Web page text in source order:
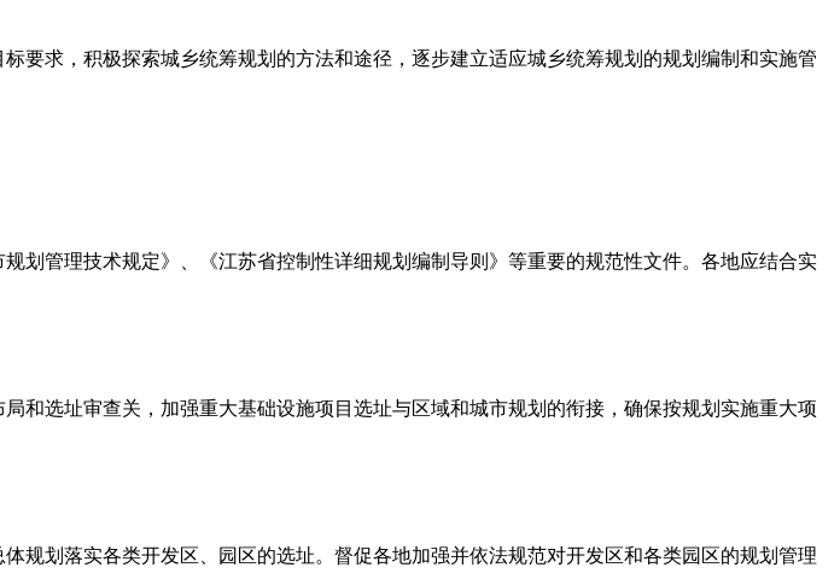
要求，积极探索城乡统筹规划的方法和途径，逐步建立适应城乡统筹规划的规划编制和实施管
划管理技术规定》、《江苏省控制性详细规划编制导则》等重要的规范性文件。各地应结合实
和选址审查关，加强重大基础设施项目选址与区域和城市规划的衔接，确保按规划实施重大项
规划落实各类开发区、园区的选址。督促各地加强并依法规范对开发区和各类园区的规划管理